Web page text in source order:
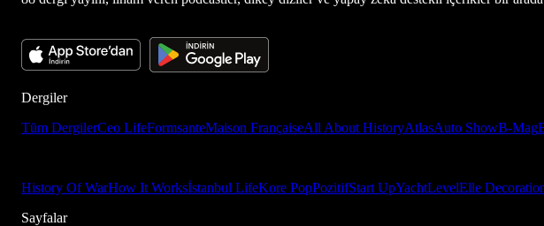
Dergiler
Tüm DergilerCeo LifeFormsanteMaison FrançaiseAll About HistoryAtlasAuto ShowB-Mag
History Of WarHow It Worksİstanbul LifeKore PopPozitifStart UpYachtLevelElle
Sayfalar